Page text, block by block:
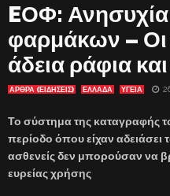
EΟΦ: Ανησυχία
φαρμάκων – Οι
άδεια ράφια
ΑΡΘΡΑ (ΕΙΔΗΣΕΙΣ) ΕΛΛΑΔΑ ΥΓΕΙΑ
Το σύστημα της καταγραφής
περίοδο όπου είχαν αδειάσει
ασθενείς δεν μπορούσαν να
ευρείας χρήσης